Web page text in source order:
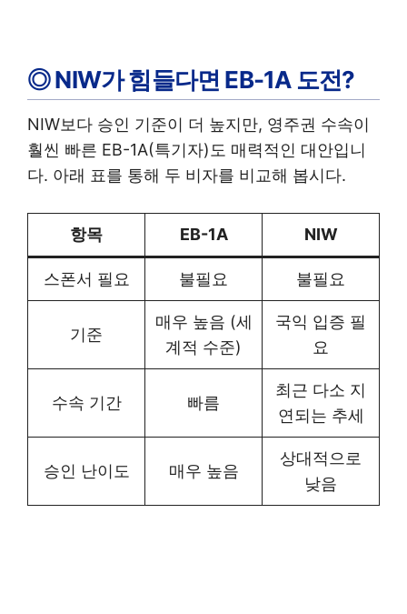
◎ NIW가 힘들다면 EB-1A 도전?
NIW보다 승인 기준이 더 높지만, 영주권 수속이
훨씬 빠른 EB-1A(특기자)도 매력적인 대안입니
다. 아래 표를 통해 두 비자를 비교해 봅시다.
항목 EB-1A NIW
스폰서 필요 불필요 불필요
기준
매우 높음 (세
계적 수준)
국익 입증 필
요
수속 기간 빠름
최근 다소 지
연되는 추세
승인 난이도 매우 높음
상대적으로
낮음